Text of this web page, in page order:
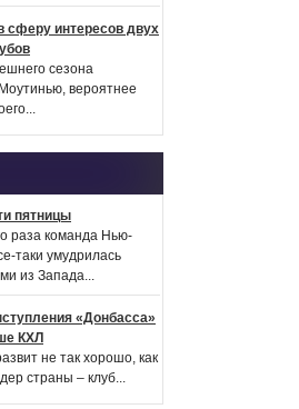
сферу интересов двух
сезона
вероятнее
пятницы
раза команда Нью-
таки умудрилась
из Запада...
«Донбасса»
КХЛ
не так хорошо, как
страны – клуб...